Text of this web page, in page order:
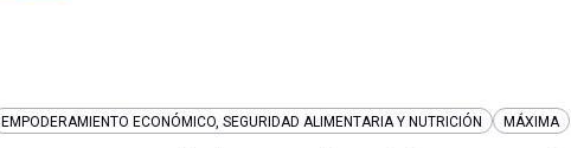
EMPODERAMIENTO ECONÓMICO, SEGURIDAD ALIMENTARIA Y NUTRICIÓN MÁXIMA